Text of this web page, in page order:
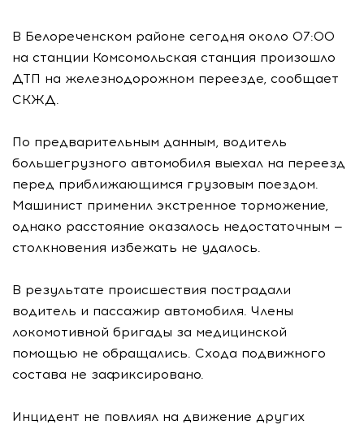
В Белореченском районе сегодня около 07:00
на станции Комсомольская станция произошло
ДТП на железнодорожном переезде, сообщает
СКЖД.
По предварительным данным, водитель
большегрузного автомобиля выехал на переезд
перед приближающимся грузовым поездом.
Машинист применил экстренное торможение,
однако расстояние оказалось недостаточным —
столкновения избежать не удалось.
В результате происшествия пострадали
водитель и пассажир автомобиля. Члены
локомотивной бригады за медицинской
помощью не обращались. Схода подвижного
состава не зафиксировано.
Инцидент не повлиял на движение других